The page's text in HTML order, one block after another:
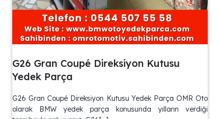
G26 Gran Coupé Direksiyon Kutusu
Yedek Parça
G26 Gran Coupé Direksiyon Kutusu Yedek Parça OMR Oto
olarak BMW yedek parça konusunda yılların verdiği